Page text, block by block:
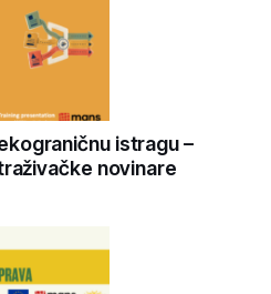
istragu –
novinare